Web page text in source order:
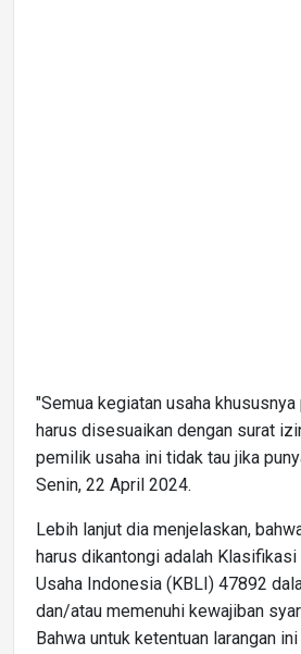
"Semua kegiatan usaha
harus disesuaikan dengan surat
pemilik usaha ini tidak tau jika
Senin, 22 April 2024.
Lebih lanjut dia menjelaskan,
harus dikantongi adalah Klasifikasi
Usaha Indonesia (KBLI) 47892
dan/atau memenuhi kewajiban
Bahwa untuk ketentuan larangan